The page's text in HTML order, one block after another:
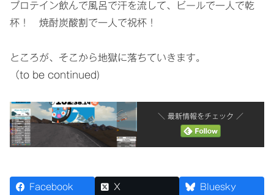
プロテイン飲んで風呂で汗を流して、ビールで一人で乾
杯！ 焼酎炭酸割で一人で祝杯！
ところが、そこから地獄に落ちていきます。
（to be continued)
＼ 最新情報をチェック ／
Facebook X Bluesky